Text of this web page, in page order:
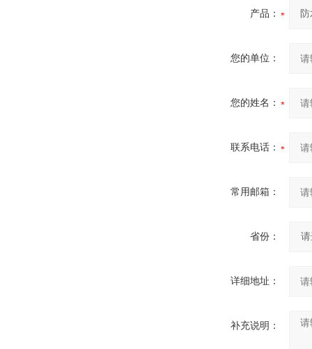
产品：
您的单位：
您的姓名：
联系电话：
常用邮箱：
省份：
详细地址：
补充说明：